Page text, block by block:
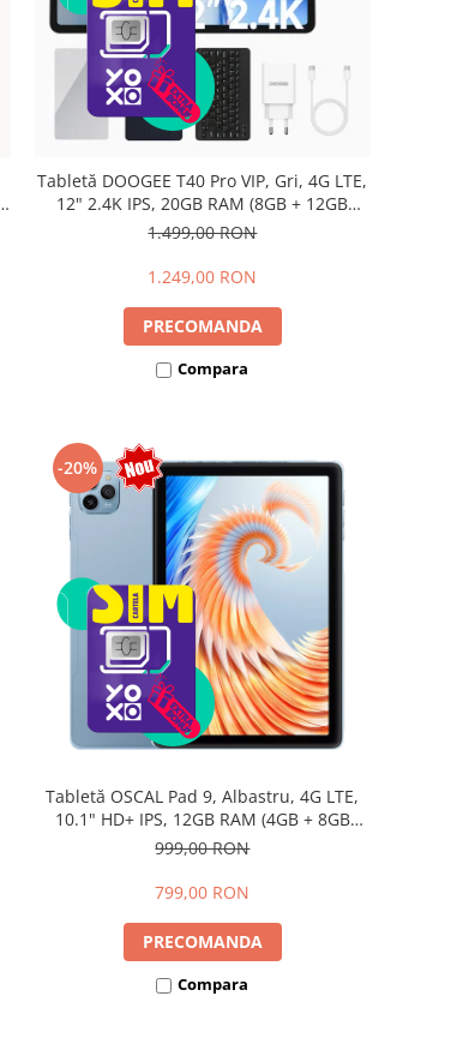
Tabletă DOOGEE T40 Pro VIP, Gri, 4G LTE,
12" 2.4K IPS, 20GB RAM (8GB + 12GB
extensibili), 512GB, Helio G99, 10800mAh,
1.499,00 RON
1.249,00 RON
PRECOMANDA
Compara
-20%
Tabletă OSCAL Pad 9, Albastru, 4G LTE,
10.1" HD+ IPS, 12GB RAM (4GB + 8GB
extensibili), 128GB, Android 15,
999,00 RON
799,00 RON
PRECOMANDA
Compara